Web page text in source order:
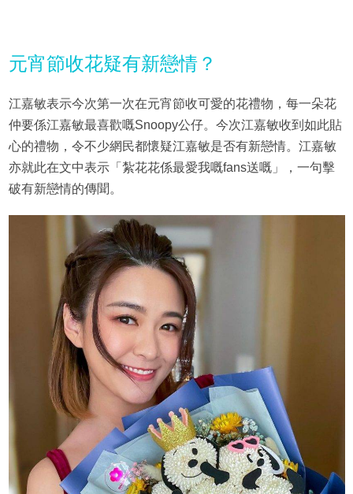
元宵節收花疑有新戀情？
江嘉敏表示今次第一次在元宵節收可愛的花禮物，每一朵花
仲要係江嘉敏最喜歡嘅Snoopy公仔。今次江嘉敏收到如此貼
心的禮物，令不少網民都懷疑江嘉敏是否有新戀情。江嘉敏
亦就此在文中表示「紮花花係最愛我嘅fans送嘅」，一句擊
破有新戀情的傳聞。